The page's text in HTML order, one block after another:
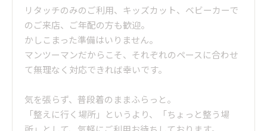
リタッチのみのご利用、キッズカット、ベビーカーで
のご来店、ご年配の方も歓迎。
かしこまった準備はいりません。
マンツーマンだからこそ、それぞれのペースに合わせ
て無理なく対応できれば幸いです。
気を張らず、普段着のままふらっと。
「整えに行く場所」というより、「ちょっと整う場